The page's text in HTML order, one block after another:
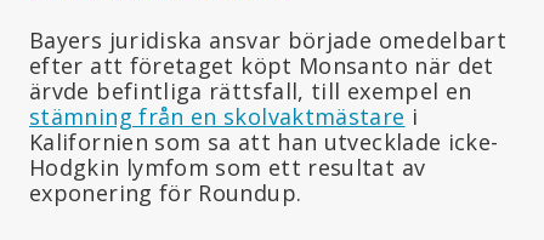
Bayers juridiska ansvar började omedelbart
efter att företaget köpt Monsanto när det
ärvde befintliga rättsfall, till exempel en
stämning från en skolvaktmästare i
Kalifornien som sa att han utvecklade icke-
Hodgkin lymfom som ett resultat av
exponering för Roundup.